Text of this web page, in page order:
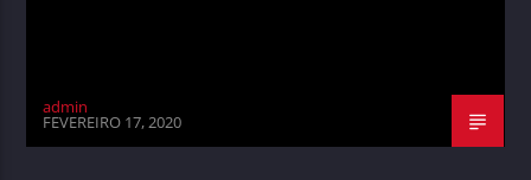
admin
FEVEREIRO 17, 2020